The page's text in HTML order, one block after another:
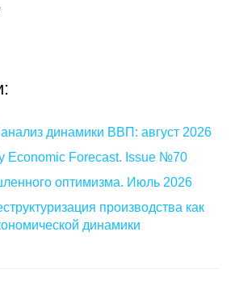
динамики ВВП: август 2026
Economic Forecast. Issue №70
оптимизма. Июль 2026
производства как
динамики